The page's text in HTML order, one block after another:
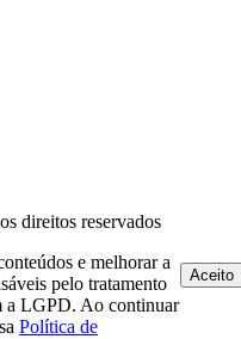
direitos reservados
e melhorar a
pelo tratamento
a LGPD. Ao continuar
Política de
Aceito